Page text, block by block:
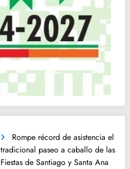
Rompe récord de asistencia el
tradicional paseo a caballo de las
Fiestas de Santiago y Santa Ana